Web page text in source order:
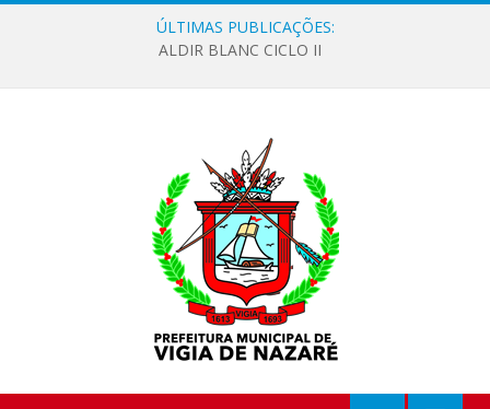
ÚLTIMAS PUBLICAÇÕES:
ALDIR BLANC CICLO II